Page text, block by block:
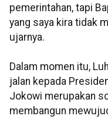
pemerintahan, tapi
yang saya kira tidak
ujarnya.
Dalam momen itu,
jalan kepada
Jokowi merupakan
membangun